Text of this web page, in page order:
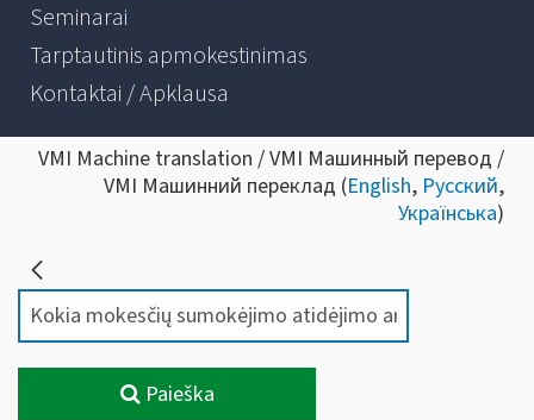
Seminarai
Tarptautinis apmokestinimas
Kontaktai / Apklausa
VMI Machine translation / VMI Машинный перевод /
VMI Машинний переклад (English, Русский,
Українська)
Paieška